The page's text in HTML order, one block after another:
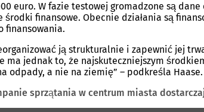
euro. W fazie testowej gromadzone są
finansowe. Obecnie działania są
finansowania.
ją strukturalnie i zapewnić jej
jednak to, że najskuteczniejszym
odpady, a nie na ziemię” – podkreśla Haase.
sprzątania w centrum miasta